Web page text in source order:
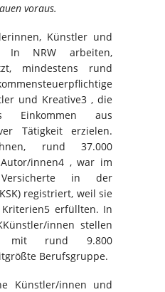
voraus.
Künstler und
In NRW arbeiten,
mindestens rund
und Kreative3 , die
Einkommen aus
Tätigkeit erzielen.
rund 37.000
innen4 , war im
in der
registriert, weil sie
erfüllten. In
innen stellen
mit rund 9.800
Berufsgruppe.
Künstler/innen und